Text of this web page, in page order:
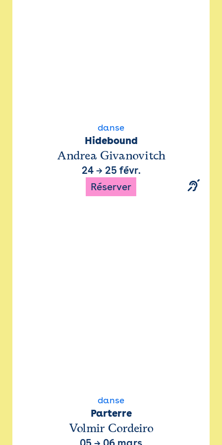
danse
Hidebound
Andrea Givanovitch
24→ 25 févr.
Réserver
danse
Parterre
Volmir Cordeiro